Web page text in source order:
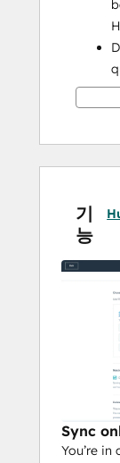
기
능
Sync
You’re